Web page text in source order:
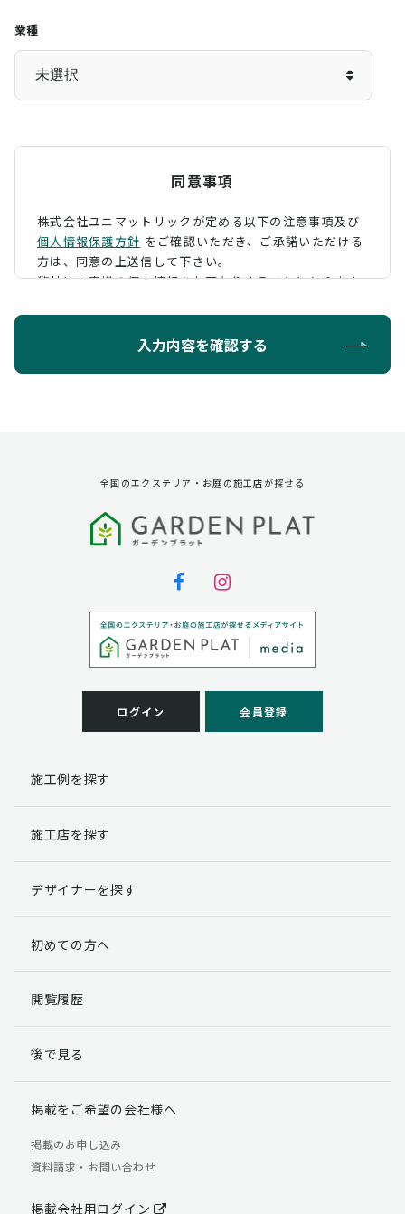
業種
同意事項
株式会社ユニマットリックが定める以下の注意事項及び
個人情報保護方針 をご確認いただき、 ご承諾いただける
方は、同意の上送信して下さい。
弊社はお客様の個人情報をお預かりすることになります
ように定め、保護に努めております。
第三者への提供
弊社は法律で定められている場合を除いて、お客様の個
個人情報の取扱い業務の委託
弊社は事業運営上、お客様により良いサービスを提供す
るために業務の一部を外部に委託しており、業務委託先
客様には、貴殿の個人情報の利用目的の通知、開示、訂
理・機密保持などによりお客様の個人情報の漏洩防止に
個人情報提出の任意性
す。
らかじめご了承ください。
個人情報の開示請求について
る権利があります。
「個人情報の取り扱いについて」
【お問合せ先】 個人情報問合せ窓口
TEL：03-5411-7891（平日9:00 ～ 18:00）
入力内容を確認する
全国のエクステリア・お庭の施工店が探せる
ログイン 会員登録
施工例を探す
施工店を探す
デザイナーを探す
初めての方へ
閲覧履歴
後で見る
掲載をご希望の会社様へ
掲載のお申し込み
資料請求・お問い合わせ
掲載会社用ログイン